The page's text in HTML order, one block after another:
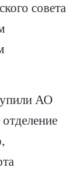
совета
АО